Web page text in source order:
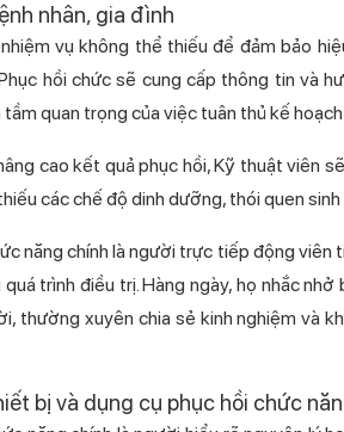
nhân, gia đình
vụ không thể thiếu để đảm bảo
hồi chức sẽ cung cấp thông tin và
quan trọng của việc tuân thủ kế
cao kết quả phục hồi, Kỹ thuật viên
các chế độ dinh dưỡng, thói quen
năng chính là người trực tiếp động
trình điều trị. Hàng ngày, họ nhắc
thường xuyên chia sẻ kinh nghiệm và
bị và dụng cụ phục hồi chức